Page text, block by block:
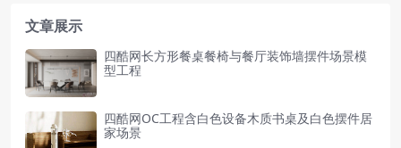
文章展示
四酷网长方形餐桌餐椅与餐厅装饰墙摆件场景模
型工程
四酷网OC工程含白色设备木质书桌及白色摆件居
家场景